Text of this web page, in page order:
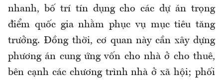
nhanh, bố trí tín dụng cho các dự án trọng
điểm quốc gia nhằm phục vụ mục tiêu tăng
trưởng. Đồng thời, cơ quan này cần xây dựng
phương án cung ứng vốn cho nhà ở cho thuê,
bên cạnh các chương trình nhà ở xã hội; phối